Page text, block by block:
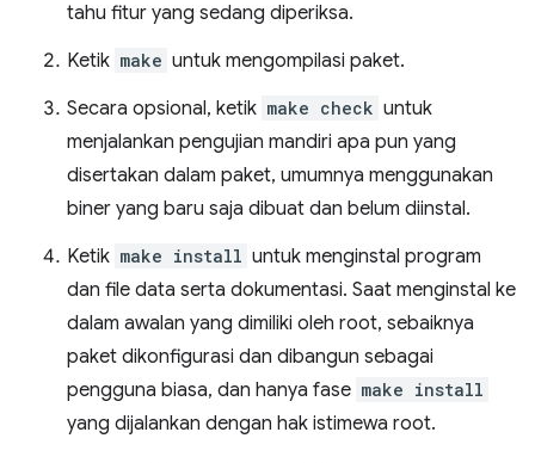
tahu fitur yang sedang diperiksa.
Ketik make untuk mengompilasi paket.
Secara opsional, ketik make check untuk
menjalankan pengujian mandiri apa pun yang
disertakan dalam paket, umumnya menggunakan
biner yang baru saja dibuat dan belum diinstal.
Ketik make install untuk menginstal program
dan file data serta dokumentasi. Saat menginstal ke
dalam awalan yang dimiliki oleh root, sebaiknya
paket dikonfigurasi dan dibangun sebagai
pengguna biasa, dan hanya fase make install
yang dijalankan dengan hak istimewa root.